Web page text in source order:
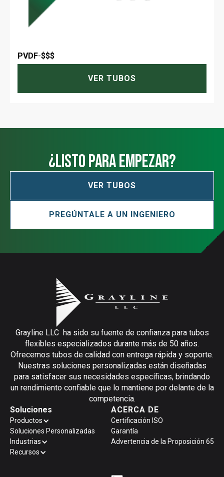
PVDF-$$$
VER TUBOS
¿Listo para empezar?
VER TUBOS
PREGÚNTALE A UN INGENIERO
Grayline LLC ha sido su fuente de confianza para tubos
flexibles especializados durante más de 50 años.
Ofrecemos tubos de calidad con entrega rápida y soporte.
Nuestras soluciones personalizadas están diseñadas
para satisfacer sus necesidades específicas, brindando
un rendimiento confiable que lo mantiene por delante de la
competencia.
Soluciones
Productos
Soluciones Personalizadas
Industrias
Recursos
ACERCA DE
Certificación ISO
Garantía
Advertencia de la Proposición 65